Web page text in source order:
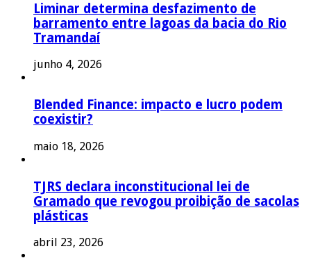
Liminar determina desfazimento de
barramento entre lagoas da bacia do Rio
Tramandaí
junho 4, 2026
Blended Finance: impacto e lucro podem
coexistir?
maio 18, 2026
TJRS declara inconstitucional lei de
Gramado que revogou proibição de sacolas
plásticas
abril 23, 2026